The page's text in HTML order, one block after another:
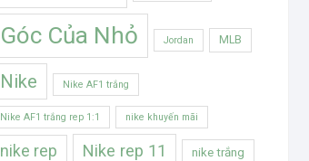
Góc Của Nhỏ Jordan MLB
Nike Nike AF1 trắng
Nike AF1 trắng rep 1:1 nike khuyến mãi
nike rep Nike rep 11 nike trắng